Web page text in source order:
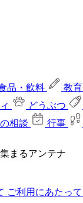
品・飲料 教育
どうぶつ
相談 行事
まるアンテナ
ご利用にあたって